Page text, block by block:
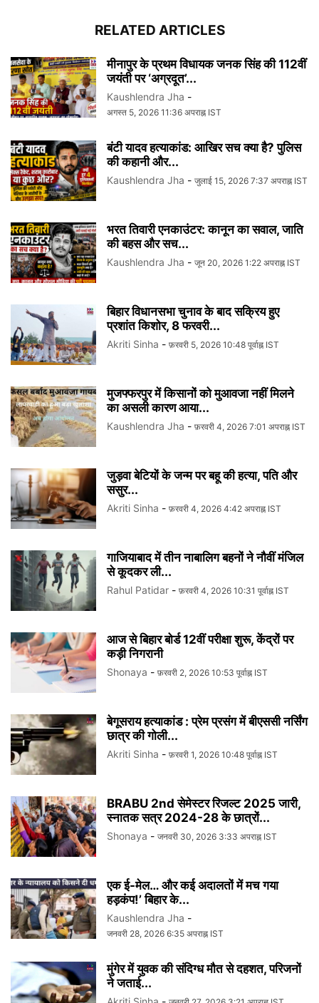
RELATED ARTICLES
मीनापुर के प्रथम विधायक जनक सिंह की 112वीं
जयंती पर ‘अग्रदूत’...
Kaushlendra Jha -
अगस्त 5, 2026 11:36 अपराह्न IST
बंटी यादव हत्याकांड: आखिर सच क्या है? पुलिस
की कहानी और...
Kaushlendra Jha - जुलाई 15, 2026 7:37 अपराह्न IST
भरत तिवारी एनकाउंटर: कानून का सवाल, जाति
की बहस और सच...
Kaushlendra Jha - जून 20, 2026 1:22 अपराह्न IST
बिहार विधानसभा चुनाव के बाद सक्रिय हुए
प्रशांत किशोर, 8 फरवरी...
Akriti Sinha - फ़रवरी 5, 2026 10:48 पूर्वाह्न IST
मुजफ्फरपुर में किसानों को मुआवजा नहीं मिलने
का असली कारण आया...
Kaushlendra Jha - फ़रवरी 4, 2026 7:01 अपराह्न IST
जुड़वा बेटियों के जन्म पर बहू की हत्या, पति और
ससुर...
Akriti Sinha - फ़रवरी 4, 2026 4:42 अपराह्न IST
गाजियाबाद में तीन नाबालिग बहनों ने नौवीं मंजिल
से कूदकर ली...
Rahul Patidar - फ़रवरी 4, 2026 10:31 पूर्वाह्न IST
आज से बिहार बोर्ड 12वीं परीक्षा शुरू, केंद्रों पर
कड़ी निगरानी
Shonaya - फ़रवरी 2, 2026 10:53 पूर्वाह्न IST
बेगूसराय हत्याकांड : प्रेम प्रसंग में बीएससी नर्सिंग
छात्र की गोली...
Akriti Sinha - फ़रवरी 1, 2026 10:48 पूर्वाह्न IST
BRABU 2nd सेमेस्टर रिजल्ट 2025 जारी,
स्नातक सत्र 2024-28 के छात्रों...
Shonaya - जनवरी 30, 2026 3:33 अपराह्न IST
एक ई-मेल… और कई अदालतों में मच गया
हड़कंप!’ बिहार के...
Kaushlendra Jha -
जनवरी 28, 2026 6:35 अपराह्न IST
मुंगेर में युवक की संदिग्ध मौत से दहशत, परिजनों
ने जताई...